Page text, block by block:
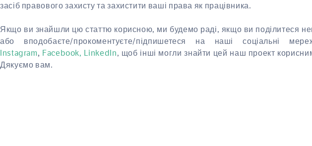
засіб правового захисту та захистити ваші права як працівника.
Якщо ви знайшли цю статтю корисною, ми будемо раді, якщо ви поділитеся
або вподобаєте/прокоментуєте/підпишетеся на наші соціальні
Instagram, Facebook, LinkedIn, щоб інші могли знайти цей наш проект
Дякуємо вам.